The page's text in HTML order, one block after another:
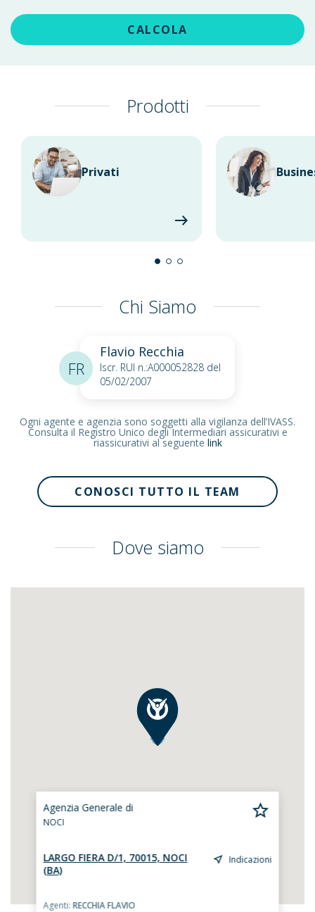
CALCOLA
Prodotti
Privati
Chi Siamo
Flavio Recchia
Iscr. RUI n.:A000052828 del
05/02/2007
FR
Ogni agente e agenzia sono soggetti alla vigilanza dell’IVASS.
Consulta il Registro Unico degli Intermediari assicurativi e
riassicurativi al seguente link
CONOSCI TUTTO IL TEAM
Dove siamo
Agenzia Generale di
NOCI
LARGO FIERA D/1, 70015, NOCI
(BA)
Indicazioni
Agenti:RECCHIA FLAVIO